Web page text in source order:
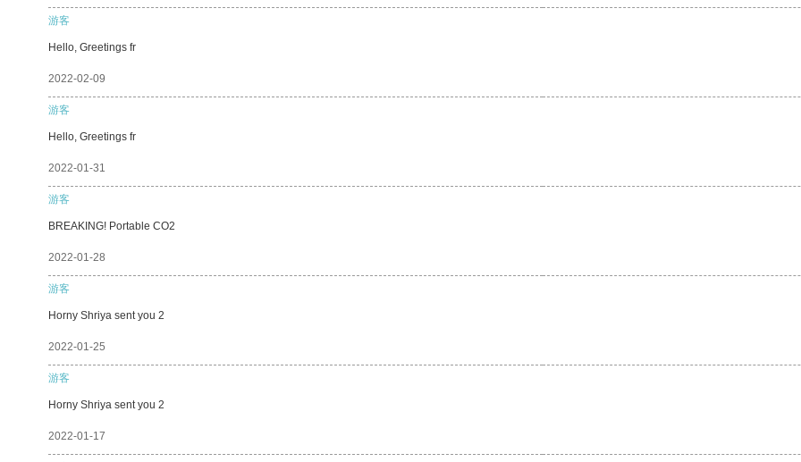
游客
Hello, Greetings fr
2022-02-09
游客
Hello, Greetings fr
2022-01-31
游客
BREAKING! Portable CO2
2022-01-28
游客
Horny Shriya sent you 2
2022-01-25
游客
Horny Shriya sent you 2
2022-01-17